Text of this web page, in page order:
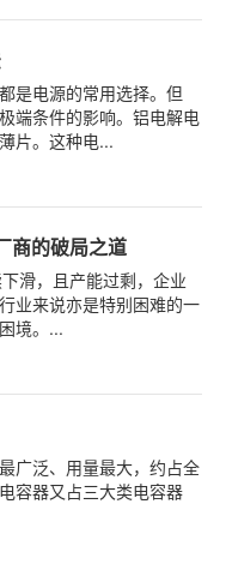
是电源的常用选择。但
端条件的影响。铝电解电
片。这种电...
商的破局之道
滑，且产能过剩，企业
业来说亦是特别困难的一
境。...
广泛、用量最大，约占全
容器又占三大类电容器